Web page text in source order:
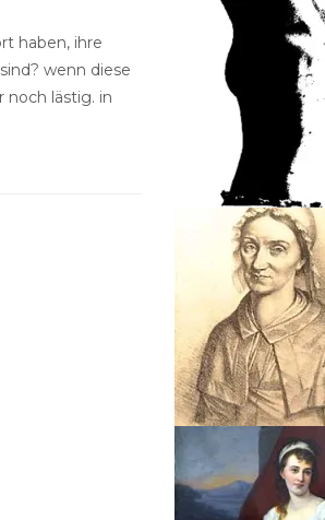
haben, ihre
wenn diese
noch lästig. in